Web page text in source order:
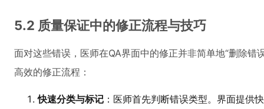
5.2 质量保证中的修正流程与技巧
面对这些错误，医师在QA界面中的修正并非简单地“删除错
高效的修正流程：
快速分类与标记 ：医师首先判断错误类型。界面提供